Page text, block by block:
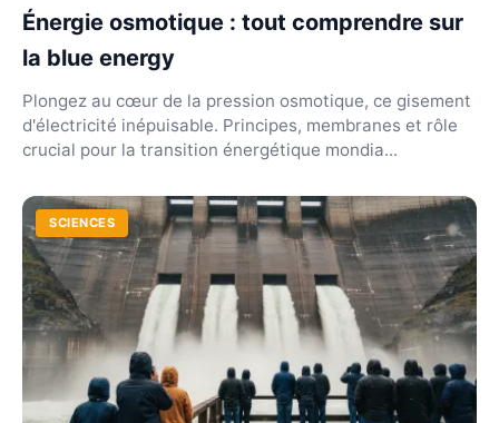
Énergie osmotique : tout comprendre sur
la blue energy
Plongez au cœur de la pression osmotique, ce gisement
d'électricité inépuisable. Principes, membranes et rôle
crucial pour la transition énergétique mondia...
SCIENCES